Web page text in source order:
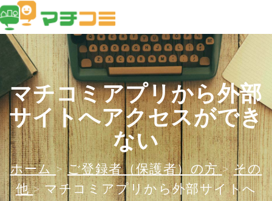
マチコミアプリから外部
サイトへアクセスができ
ない
ホーム > ご登録者（保護者）の方 > その
他 > マチコミアプリから外部サイトへ